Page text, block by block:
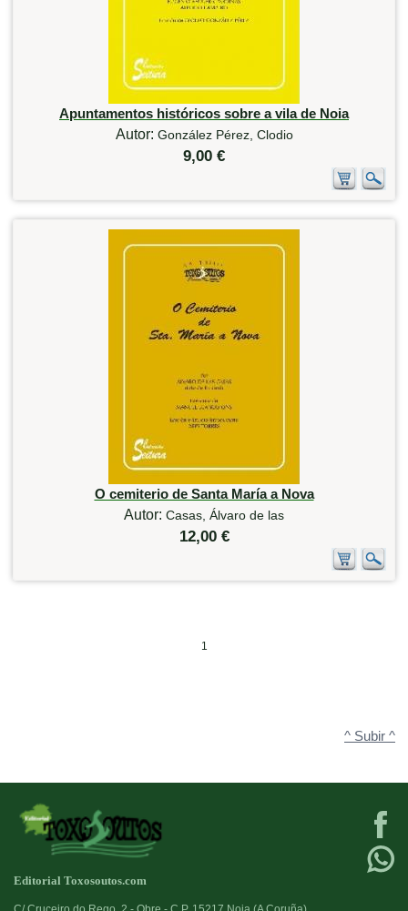
Apuntamentos históricos sobre a vila de Noia
Autor: González Pérez, Clodio
9,00 €
O cemiterio de Santa María a Nova
Autor: Casas, Álvaro de las
12,00 €
1
^ Subir ^
Editorial Toxosoutos.com